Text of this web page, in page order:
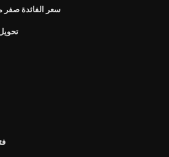
سعر الفائدة صفر